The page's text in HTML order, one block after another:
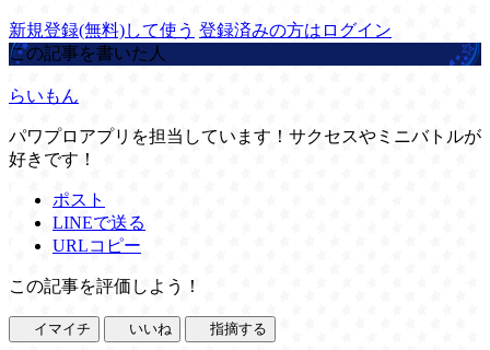
新規登録(無料)して使う 登録済みの方はログイン
この記事を書いた人
らいもん
パワプロアプリを担当しています！サクセスやミニバトルが
好きです！
ポスト
LINEで送る
URLコピー
この記事を評価しよう！
イマイチ いいね 指摘する